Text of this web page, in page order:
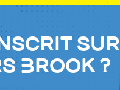
sur
Brook ?